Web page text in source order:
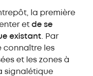
la première
et de se
existant . Par
connaître les
et les zones à
signalétique